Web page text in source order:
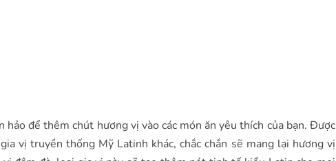
để thêm chút hương vị vào các món ăn yêu thích của bạn. Được
vị truyền thống Mỹ Latinh khác, chắc chắn sẽ mang lại hương vị